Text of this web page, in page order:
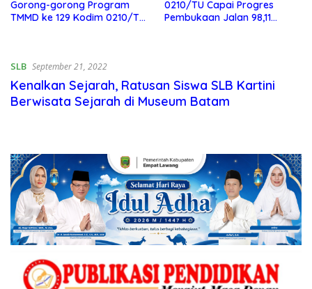
Gorong-gorong Program
TMMD ke 129 Kodim 0210/TU
0210/TU Capai Progres
Pembukaan Jalan 98,11
SLB September 21, 2022
Kenalkan Sejarah, Ratusan Siswa SLB Kartini
Berwisata Sejarah di Museum Batam